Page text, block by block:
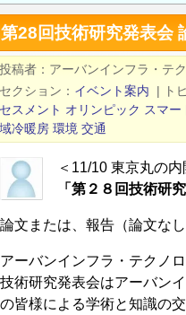
締
め
切
り
7
月
2
日】
の
回
技
術
究
発
会
文
よ
び
プ
第28回技術研究発表会
投稿者 アーバンインフラ・テ
セクション
イベント案内 | ト
セスメント オリンピック スマー
域冷暖房 環境 交通
＜11/10 東京丸の内
「第２８回技術
論文または、報告（論文な
アーバンインフラ・テクノ
技術研究発表会はアーバン
の皆様による学術と知識の